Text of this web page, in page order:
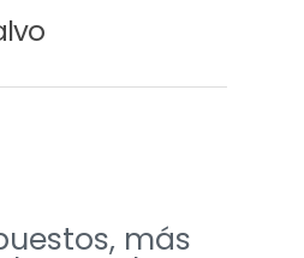
más